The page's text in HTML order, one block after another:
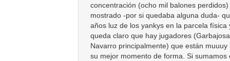
concentración (ocho mil balones
mostrado -por si quedaba alguna duda-
años luz de los yankys en la parcela física
queda claro que hay jugadores
Navarro principalmente) que están muuuy
su mejor momento de forma. Si sumamos